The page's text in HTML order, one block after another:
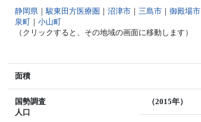
静岡県 ｜駿東田方医療圏 ｜沼津市 ｜三島市 ｜御殿場市
泉町 ｜小山町
（クリックすると、その地域の画面に移動します）
面積
国勢調査
人口
（2015年）